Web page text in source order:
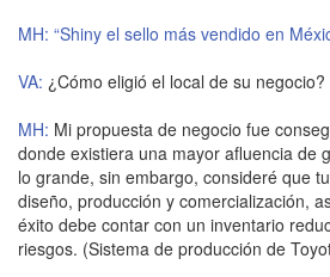
MH: “Shiny el sello más vendido en
VA: ¿Cómo eligió el local de su negocio?
MH: Mi propuesta de negocio fue
donde existiera una mayor afluencia de
lo grande, sin embargo, consideré que
diseño, producción y comercialización,
éxito debe contar con un inventario
riesgos. (Sistema de producción de